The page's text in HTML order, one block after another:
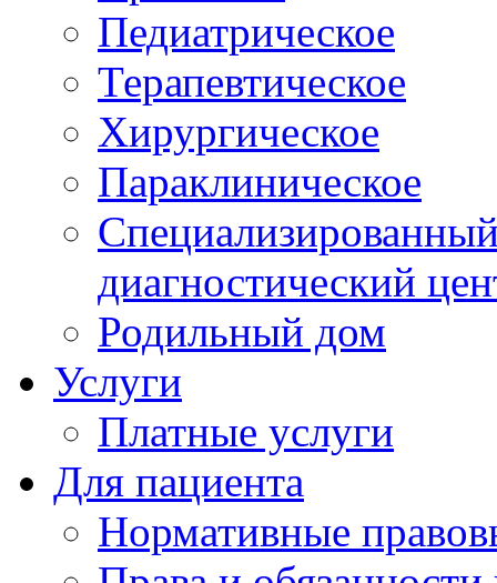
Педиатрическое
Терапевтическое
Хирургическое
Параклиническое
диагностический
Родильный дом
Услуги
Платные услуги
Для пациента
Нормативные